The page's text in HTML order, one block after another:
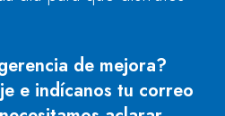
de mejora?
e indícanos tu correo